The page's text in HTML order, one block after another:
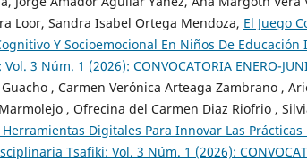
Loor, Sandra Isabel Ortega Mendoza, El Juego
Y Socioemocional En Niños De Educación
3 Núm. 1 (2026): CONVOCATORIA ENERO-
, Carmen Verónica Arteaga Zambrano ,
, Ofrecina del Carmen Diaz Riofrio ,
Digitales Para Innovar Las Prácticas
Tsafiki: Vol. 3 Núm. 1 (2026):